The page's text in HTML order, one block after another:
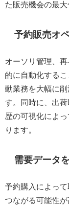
た販売機会の最大
予約販売オ
オーソリ管理、
的に自動化する
動業務を大幅に
す。同時に、出
歴の可視化によ
ります。
需要データ
予約購入によっ
つながる可能性